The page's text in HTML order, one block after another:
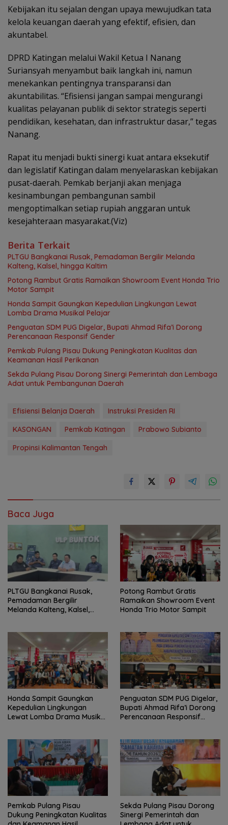
Kebijakan itu sejalan dengan upaya mewujudkan tata
kelola keuangan daerah yang efektif, efisien, dan
akuntabel.
DPRD Katingan melalui Wakil Ketua I Nanang
Suriansyah menyambut baik langkah ini, namun
menekankan pentingnya transparansi dan
akuntabilitas. “Efisiensi jangan sampai mengurangi
kualitas pelayanan publik di sektor strategis seperti
pendidikan, kesehatan, dan infrastruktur dasar,” tegas
Nanang.
Rapat itu menjadi bukti sinergi kuat antara eksekutif
dan legislatif Katingan dalam menyelaraskan kebijakan
pusat-daerah. Pemkab berjanji akan menjaga
kesinambungan pembangunan sambil
mengoptimalkan setiap rupiah anggaran untuk
kesejahteraan masyarakat.(Viz)
Berita Terkait
PLTGU Bangkanai Rusak, Pemadaman Bergilir Melanda
Kalteng, Kalsel, hingga Kaltim
Potong Rambut Gratis Ramaikan Showroom Event Honda Trio
Motor Sampit
Honda Sampit Gaungkan Kepedulian Lingkungan Lewat
Lomba Drama Musikal Pelajar
Penguatan SDM PUG Digelar, Bupati Ahmad Rifa’i Dorong
Perencanaan Responsif Gender
Pemkab Pulang Pisau Dukung Peningkatan Kualitas dan
Keamanan Hasil Perikanan
Sekda Pulang Pisau Dorong Sinergi Pemerintah dan Lembaga
Adat untuk Pembangunan Daerah
Efisiensi Belanja Daerah
Instruksi Presiden RI
KASONGAN
Pemkab Katingan
Prabowo Subianto
Propinsi Kalimantan Tengah
Baca Juga
PLTGU Bangkanai Rusak,
Pemadaman Bergilir
Melanda Kalteng, Kalsel,
Potong Rambut Gratis
Ramaikan Showroom Event
Honda Trio Motor Sampit
Honda Sampit Gaungkan
Kepedulian Lingkungan
Lewat Lomba Drama Musikal
Penguatan SDM PUG Digelar,
Bupati Ahmad Rifa’i Dorong
Perencanaan Responsif
Pemkab Pulang Pisau
Dukung Peningkatan Kualitas
Sekda Pulang Pisau Dorong
Sinergi Pemerintah dan